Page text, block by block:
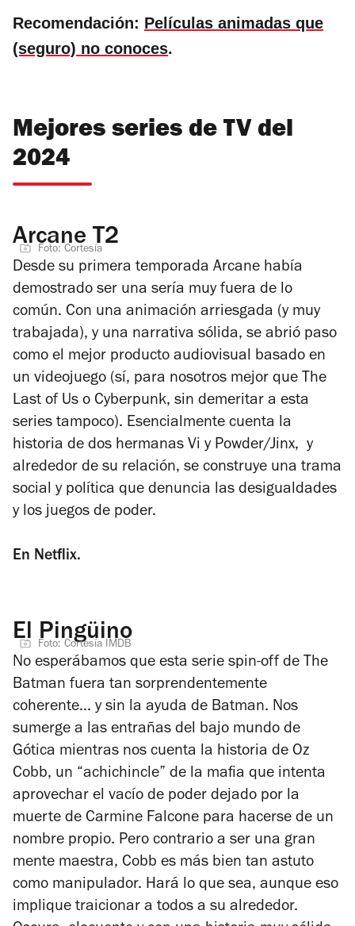
Recomendación: Películas animadas que
(seguro) no conoces.
Mejores series de TV del
2024
Arcane T2
Foto: Cortesía
Desde su primera temporada Arcane había
demostrado ser una sería muy fuera de lo
común. Con una animación arriesgada (y muy
trabajada), y una narrativa sólida, se abrió paso
como el mejor producto audiovisual basado en
un videojuego (sí, para nosotros mejor que The
Last of Us o Cyberpunk, sin demeritar a esta
series tampoco). Esencialmente cuenta la
historia de dos hermanas Vi y Powder/Jinx, y
alrededor de su relación, se construye una trama
social y política que denuncia las desigualdades
y los juegos de poder.
En Netflix.
El Pingüino
Foto: Cortesía IMDB
No esperábamos que esta serie spin-off de The
Batman fuera tan sorprendentemente
coherente… y sin la ayuda de Batman. Nos
sumerge a las entrañas del bajo mundo de
Gótica mientras nos cuenta la historia de Oz
Cobb, un “achichincle” de la mafia que intenta
aprovechar el vacío de poder dejado por la
muerte de Carmine Falcone para hacerse de un
nombre propio. Pero contrario a ser una gran
mente maestra, Cobb es más bien tan astuto
como manipulador. Hará lo que sea, aunque eso
implique traicionar a todos a su alrededor.